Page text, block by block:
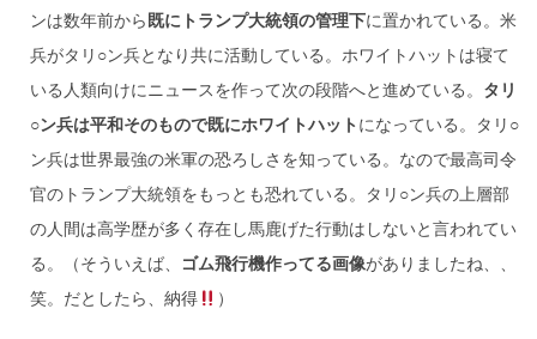
ンは数年前から 既にトランプ大統領の管理下に置かれている。米
兵がタリ○ン兵となり共に活動している。ホワイトハットは寝て
いる人類向けにニュースを作って次の段階へと進めている。 タリ
○ン兵は平和そのもので既にホワイトハット になっている。タリ○
ン兵は世界最強の米軍の恐ろしさを知っている。なので最高司令
官のトランプ大統領をもっとも恐れている。タリ○ン兵の上層部
の人間は高学歴が多く存在し馬鹿げた行動はしないと言われてい
る。（そういえば、 ゴム飛行機作ってる画像がありましたね、、
笑。だとしたら、納得
）